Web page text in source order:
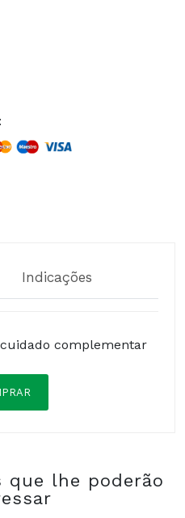
Indicações
complementar
lhe poderão